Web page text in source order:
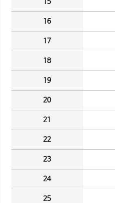
16
17
18
19
20
21
22
23
24
25